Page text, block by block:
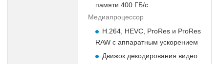
памяти 400 ГБ/с
Медиапроцессор
H.264, HEVC, ProRes и ProRes
RAW с аппаратным ускорением
Движок декодирования видео